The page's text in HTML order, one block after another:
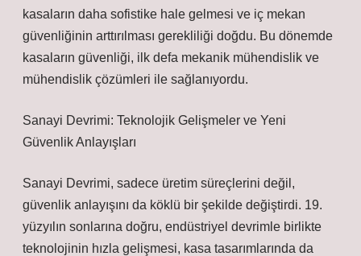
kasaların daha sofistike hale gelmesi ve iç mekan
güvenliğinin arttırılması gerekliliği doğdu. Bu dönemde
kasaların güvenliği, ilk defa mekanik mühendislik ve
mühendislik çözümleri ile sağlanıyordu.
Sanayi Devrimi: Teknolojik Gelişmeler ve Yeni
Güvenlik Anlayışları
Sanayi Devrimi, sadece üretim süreçlerini değil,
güvenlik anlayışını da köklü bir şekilde değiştirdi. 19.
yüzyılın sonlarına doğru, endüstriyel devrimle birlikte
teknolojinin hızla gelişmesi, kasa tasarımlarında da